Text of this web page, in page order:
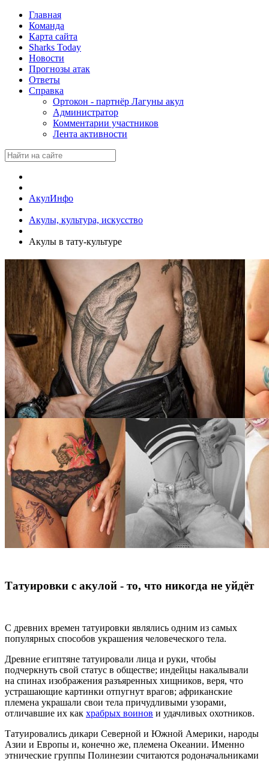
Главная
Команда
Карта сайта
Sharks Today
Новости
Прогнозы атак
Ответы
Справка
Ортокон - партнёр Лагуны акул
Администратор
Комментарии участников
Лента активности
АкулИнфо
Акулы, культура, искусство
Акулы в тату-культуре
Татуировки с акулой - то, что никогда не уйдёт
С древних времен татуировки являлись одним из самых
популярных способов украшения человеческого тела.
Древние египтяне татуировали лица и руки, чтобы
подчеркнуть свой статус в обществе; индейцы накалывали
на спинах изображения разъяренных хищников, веря, что
устрашающие картинки отпугнут врагов; африканские
племена украшали свои тела причудливыми узорами,
отличавшие их как храбрых воинов и удачливых охотников.
Татуировались дикари Северной и Южной Америки, народы
Азии и Европы и, конечно же, племена Океании. Именно
этнические группы Полинезии считаются родоначальниками